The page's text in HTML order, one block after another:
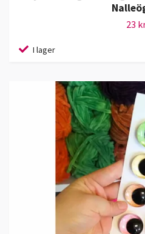
23
I lager